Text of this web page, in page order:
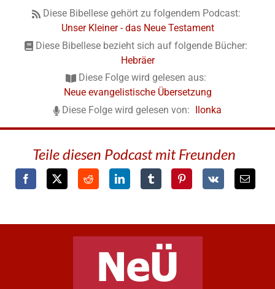
Diese Bibellese gehört zu folgendem Podcast:
Unser Kleiner - das Neue Testament
Diese Bibellese bezieht sich auf folgende Bücher:
Hebräer
Diese Folge wird gelesen aus:
Neue evangelistische Übersetzung
Diese Folge wird gelesen von:
Ilonka
Teile diesen Podcast mit Freunden